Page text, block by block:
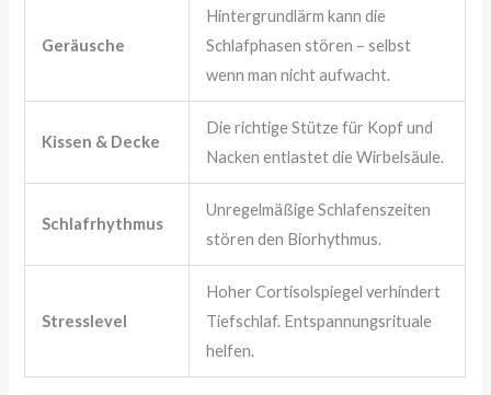
Geräusche
Hintergrundlärm kann die
Schlafphasen stören – selbst
wenn man nicht aufwacht.
Kissen & Decke
Die richtige Stütze für Kopf und
Nacken entlastet die Wirbelsäule.
Schlafrhythmus
Unregelmäßige Schlafenszeiten
stören den Biorhythmus.
Stresslevel
Hoher Cortisolspiegel verhindert
Tiefschlaf. Entspannungsrituale
helfen.